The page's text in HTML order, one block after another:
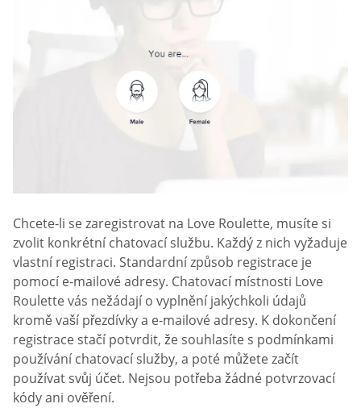
Chcete-li se zaregistrovat na Love Roulette, musíte si
zvolit konkrétní chatovací službu. Každý z nich vyžaduje
vlastní registraci. Standardní způsob registrace je
pomocí e-mailové adresy. Chatovací místnosti Love
Roulette vás nežádají o vyplnění jakýchkoli údajů
kromě vaší přezdívky a e-mailové adresy. K dokončení
registrace stačí potvrdit, že souhlasíte s podmínkami
používání chatovací služby, a poté můžete začít
používat svůj účet. Nejsou potřeba žádné potvrzovací
kódy ani ověření.